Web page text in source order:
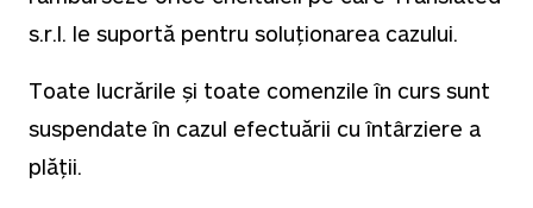
s.r.l. le suportă pentru soluționarea cazului.
Toate lucrările și toate comenzile în curs sunt
suspendate în cazul efectuării cu întârziere a
plății.